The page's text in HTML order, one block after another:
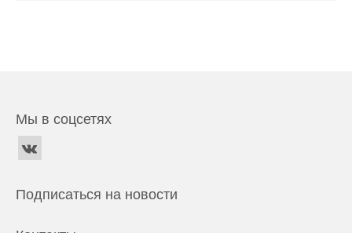
Мы в соцсетях
Подписаться на новости